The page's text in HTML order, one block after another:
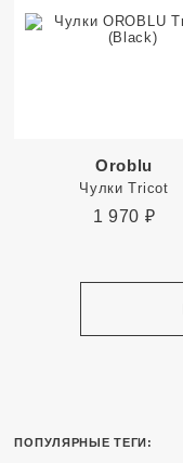
Oroblu
Чулки Tricot
1 970 ₽
ПОПУЛЯРНЫЕ ТЕГИ: